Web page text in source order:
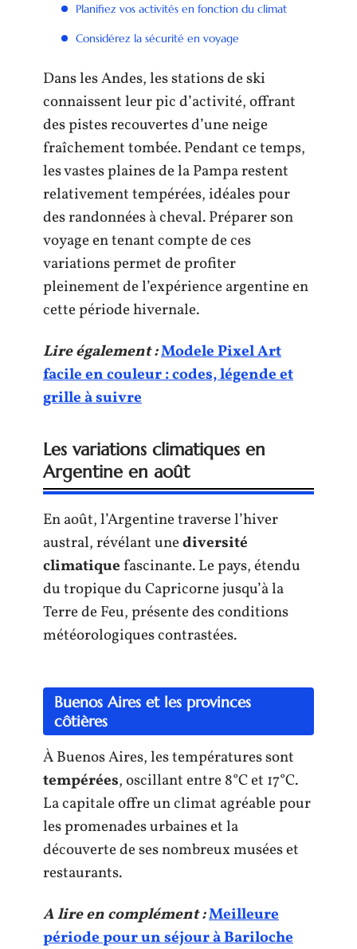
Planifiez vos activités en fonction du climat
Considérez la sécurité en voyage
Dans les Andes, les stations de ski
connaissent leur pic d’activité, offrant
des pistes recouvertes d’une neige
fraîchement tombée. Pendant ce temps,
les vastes plaines de la Pampa restent
relativement tempérées, idéales pour
des randonnées à cheval. Préparer son
voyage en tenant compte de ces
variations permet de profiter
pleinement de l’expérience argentine en
cette période hivernale.
Lire également :Modele Pixel Art
facile en couleur : codes, légende et
grille à suivre
Les variations climatiques en
Argentine en août
En août, l’Argentine traverse l’hiver
austral, révélant unediversité
climatiquefascinante. Le pays, étendu
du tropique du Capricorne jusqu’à la
Terre de Feu, présente des conditions
météorologiques contrastées.
Buenos Aires et les provinces
côtières
À Buenos Aires, les températures sont
tempérées, oscillant entre 8°C et 17°C.
La capitale offre un climat agréable pour
les promenades urbaines et la
découverte de ses nombreux musées et
restaurants.
A lire en complément :Meilleure
période pour un séjour à Bariloche